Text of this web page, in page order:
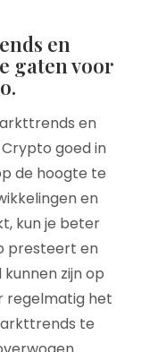
en
gaten voor
en
goed in
de hoogte te
en
kun je beter
presteert en
zijn op
regelmatig het
te